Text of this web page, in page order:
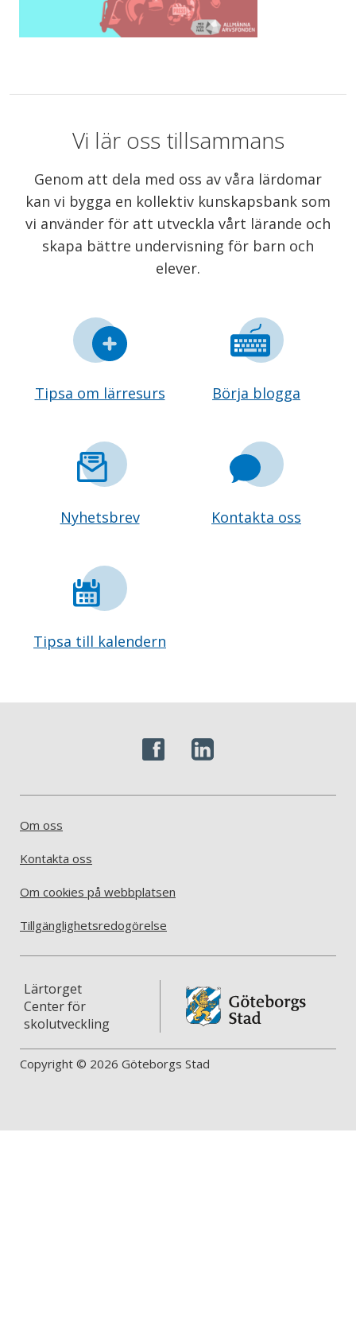
Vi lär oss tillsammans
Genom att dela med oss av våra lärdomar
kan vi bygga en kollektiv kunskapsbank som
vi använder för att utveckla vårt lärande och
skapa bättre undervisning för barn och
elever.
Tipsa om lärresurs Börja blogga
Nyhetsbrev Kontakta oss
Tipsa till kalendern
Om oss
Kontakta oss
Om cookies på webbplatsen
Tillgänglighetsredogörelse
Lärtorget
Center för
skolutveckling
Copyright © 2026 Göteborgs Stad